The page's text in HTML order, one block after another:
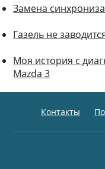
Замена
Газель не
Моя история с
Mazda 3
Контакты